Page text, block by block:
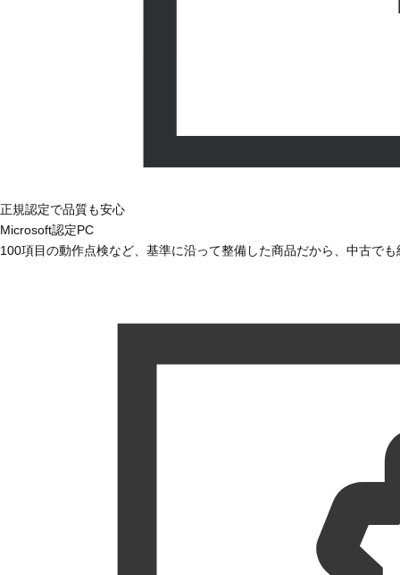
正規認定で品質も安心
Microsoft認定PC
100項目の動作点検など、基準に沿って整備した商品だから、中古で